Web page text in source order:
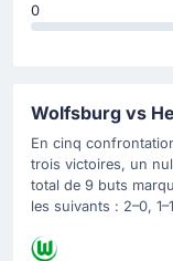
29'
Carte jaune
Niklas
Carton
0
Wolfsburg vs
En cinq
trois victoires, un
total de 9 buts
les suivants : 2–0,